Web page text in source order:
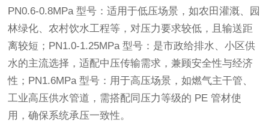
PN0.6-0.8MPa 型号：适用于低压场景，如农田灌溉、园
林绿化、农村饮水工程等，对压力要求较低，且输送距
离较短；PN1.0-1.25MPa 型号：是市政给排水、小区供
水的主流选择，适配中压传输需求，兼顾安全性与经济
性；PN1.6MPa 型号：用于高压场景，如燃气主干管、
工业高压供水管道，需搭配同压力等级的 PE 管材使
用，确保系统承压一致性。